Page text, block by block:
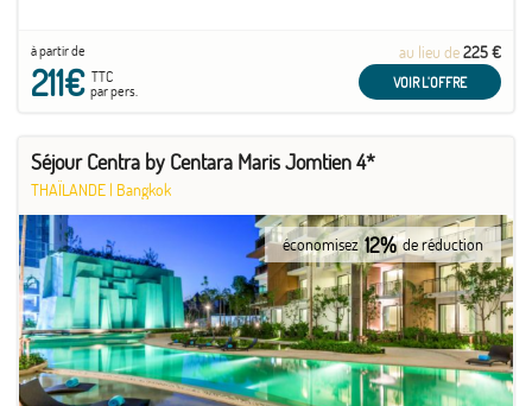
à partir de
211€TTC
par pers.
au lieu de225 €
VOIR L'OFFRE
Séjour Centra by Centara Maris Jomtien 4*
THAÏLANDE | Bangkok
économisez 12% de réduction